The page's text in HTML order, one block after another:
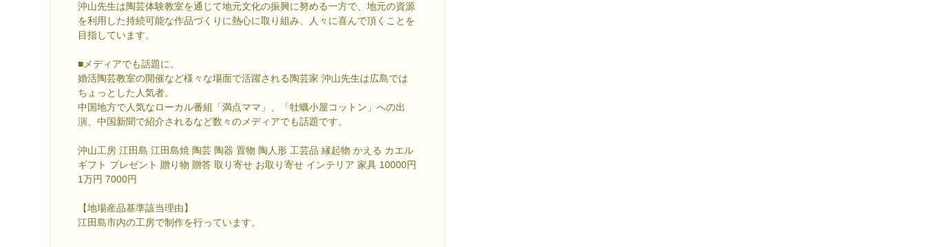
沖山先生は陶芸体験教室を通じて地元文化の振興に努める一方で、地元の資源
を利用した持続可能な作品づくりに熱心に取り組み、人々に喜んで頂くことを
目指しています。
■メディアでも話題に。
婚活陶芸教室の開催など様々な場面で活躍される陶芸家 沖山先生は広島では
ちょっとした人気者。
中国地方で人気なローカル番組「満点ママ」、「牡蠣小屋コットン」への出
演、中国新聞で紹介されるなど数々のメディアでも話題です。
沖山工房 江田島 江田島焼 陶芸 陶器 置物 陶人形 工芸品 縁起物 かえる カエル
ギフト プレゼント 贈り物 贈答 取り寄せ お取り寄せ インテリア 家具 10000円
1万円 7000円
【地場産品基準該当理由】
江田島市内の工房で制作を行っています。